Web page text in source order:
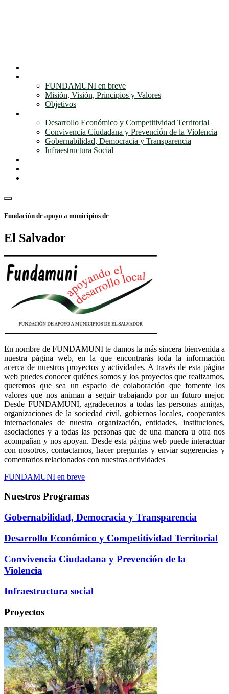
FUNDAMUNI en breve
Misión, Visión, Principios y Valores
Objetivos
Desarrollo Económico y Competitividad Territorial
Convivencia Ciudadana y Prevención de la Violencia
Gobernabilidad, Democracia y Transparencia
Infraestructura Social
Fundación de apoyo a municipios de
El Salvador
En nombre de FUNDAMUNI te damos la más sincera bienvenida a
nuestra página web, en la que encontrarás toda la información
acerca de nuestros proyectos y actividades. A través de esta página
web puedes conocer quiénes somos y los proyectos que realizamos,
queremos que sea un espacio de colaboración que fomente los
valores que nos animan a seguir trabajando por un futuro mejor.
Desde FUNDAMUNI, agradecemos a todas las personas amigas,
organizaciones de la sociedad civil, gobiernos locales, cooperantes
internacionales de nuestra organización, entidades, instituciones,
asociaciones y a todas las personas que de una manera u otra nos
acompañan y nos apoyan. Desde esta página web puede interactuar
con nosotros, contactarnos, hacer preguntas y enviar sugerencias y
comentarios relacionados con nuestras actividades
FUNDAMUNI en breve
Nuestros Programas
Gobernabilidad, Democracia y Transparencia
Desarrollo Económico y Competitividad Territorial​
Convivencia Ciudadana y Prevención de la
Violencia
Infraestructura social​
Proyectos